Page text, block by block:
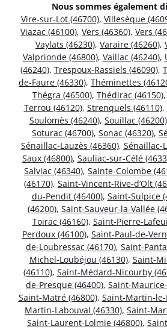
Nous sommes également
Vire-sur-Lot (46700), Villesèque
Viazac (46100), Vers (46360), Vers
Vaylats (46230), Varaire (46260),
Valprionde (46800), Vaillac (46240),
(46240), Trespoux-Rassiels (46090),
de-Faure (46330), Théminettes
Thégra (46500), Thédirac (46150),
Terrou (46120), Strenquels (46110),
Soulomès (46240), Souillac (46200)
Soturac (46700), Sonac (46320),
Sénaillac-Lauzès (46360), Sénaillac-
Saux (46800), Sauliac-sur-Célé
Salviac (46340), Sainte-Colombe
(46170), Saint-Vincent-Rive-d’Olt
du-Pendit (46400), Saint-Sulpice
(46200), Saint-Sauveur-la-Vallée
Toirac (46160), Saint-Pierre-
Perdoux (46100), Saint-Paul-de-
de-Loubressac (46170), Saint-
Michel-Loubéjou (46130), Saint-
(46110), Saint-Médard-Nicourby
de-Presque (46400), Saint-
Saint-Matré (46800), Saint-Martin-le-
Martin-Labouval (46330), Saint-
Saint-Laurent-Lolmie (46800),